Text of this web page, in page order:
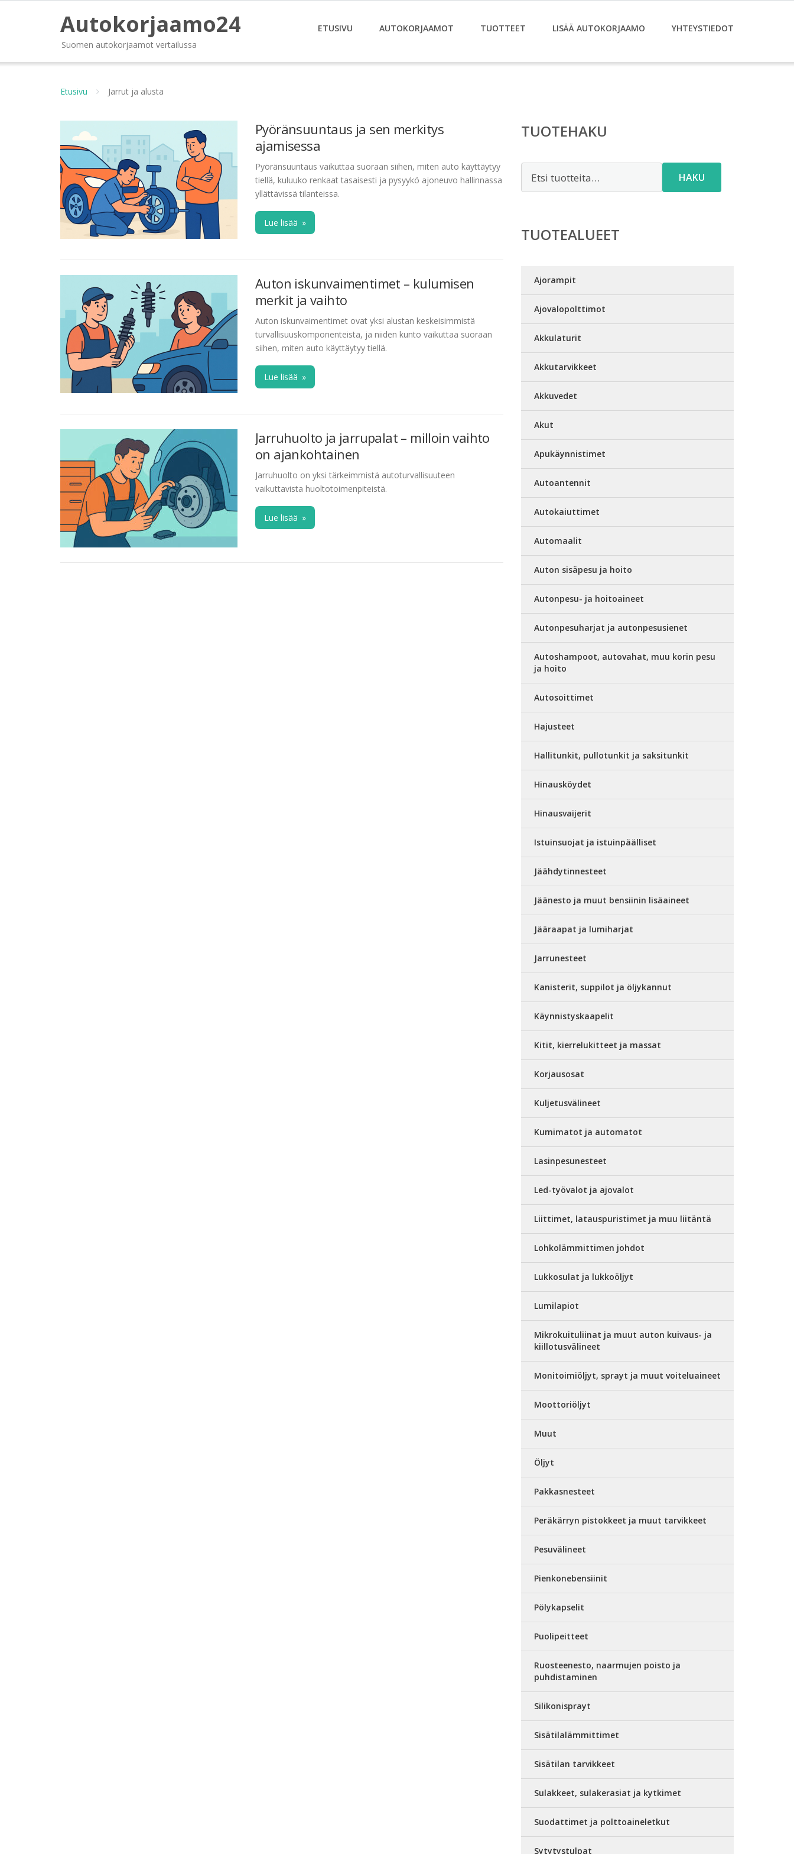
Autokorjaamo24
Suomen autokorjaamot vertailussa
ETUSIVU AUTOKORJAAMOT TUOTTEET LISÄÄ AUTOKORJAAMO YHTEYSTIEDOT
Etusivu Jarrut ja alusta
Pyöränsuuntaus ja sen merkitys
ajamisessa
Pyöränsuuntaus vaikuttaa suoraan siihen, miten auto käyttäytyy
tiellä, kuluuko renkaat tasaisesti ja pysyykö ajoneuvo hallinnassa
yllättävissä tilanteissa.
Lue lisää »
Auton iskunvaimentimet – kulumisen
merkit ja vaihto
Auton iskunvaimentimet ovat yksi alustan keskeisimmistä
turvallisuuskomponenteista, ja niiden kunto vaikuttaa suoraan
siihen, miten auto käyttäytyy tiellä.
Lue lisää »
Jarruhuolto ja jarrupalat – milloin vaihto
on ajankohtainen
Jarruhuolto on yksi tärkeimmistä autoturvallisuuteen
vaikuttavista huoltotoimenpiteistä.
Lue lisää »
TUOTEHAKU
HAKU
TUOTEALUEET
Ajorampit
Ajovalopolttimot
Akkulaturit
Akkutarvikkeet
Akkuvedet
Akut
Apukäynnistimet
Autoantennit
Autokaiuttimet
Automaalit
Auton sisäpesu ja hoito
Autonpesu- ja hoitoaineet
Autonpesuharjat ja autonpesusienet
Autoshampoot, autovahat, muu korin pesu
ja hoito
Autosoittimet
Hajusteet
Hallitunkit, pullotunkit ja saksitunkit
Hinausköydet
Hinausvaijerit
Istuinsuojat ja istuinpäälliset
Jäähdytinnesteet
Jäänesto ja muut bensiinin lisäaineet
Jääraapat ja lumiharjat
Jarrunesteet
Kanisterit, suppilot ja öljykannut
Käynnistyskaapelit
Kitit, kierrelukitteet ja massat
Korjausosat
Kuljetusvälineet
Kumimatot ja automatot
Lasinpesunesteet
Led-työvalot ja ajovalot
Liittimet, latauspuristimet ja muu liitäntä
Lohkolämmittimen johdot
Lukkosulat ja lukkoöljyt
Lumilapiot
Mikrokuituliinat ja muut auton kuivaus- ja
kiillotusvälineet
Monitoimiöljyt, sprayt ja muut voiteluaineet
Moottoriöljyt
Muut
Öljyt
Pakkasnesteet
Peräkärryn pistokkeet ja muut tarvikkeet
Pesuvälineet
Pienkonebensiinit
Pölykapselit
Puolipeitteet
Ruosteenesto, naarmujen poisto ja
puhdistaminen
Silikonisprayt
Sisätilalämmittimet
Sisätilan tarvikkeet
Sulakkeet, sulakerasiat ja kytkimet
Suodattimet ja polttoaineletkut
Sytytystulpat